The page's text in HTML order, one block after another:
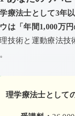
療法士として3年
は「年間1,000万
技術と運動療法技
理学療法士として